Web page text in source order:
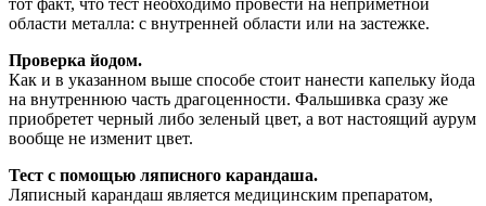
области металла: с внутренней области или на застежке.
Проверка йодом.
Как и в указанном выше способе стоит нанести капельку йода
на внутреннюю часть драгоценности. Фальшивка сразу же
приобретет черный либо зеленый цвет, а вот настоящий аурум
вообще не изменит цвет.
Тест с помощью ляписного карандаша.
Ляписный карандаш является медицинским препаратом,